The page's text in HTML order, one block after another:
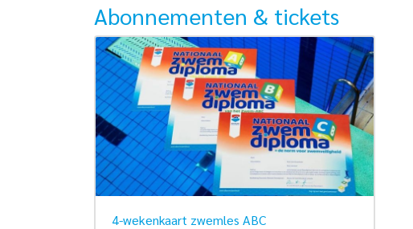
Abonnementen & tickets
4-wekenkaart zwemles ABC